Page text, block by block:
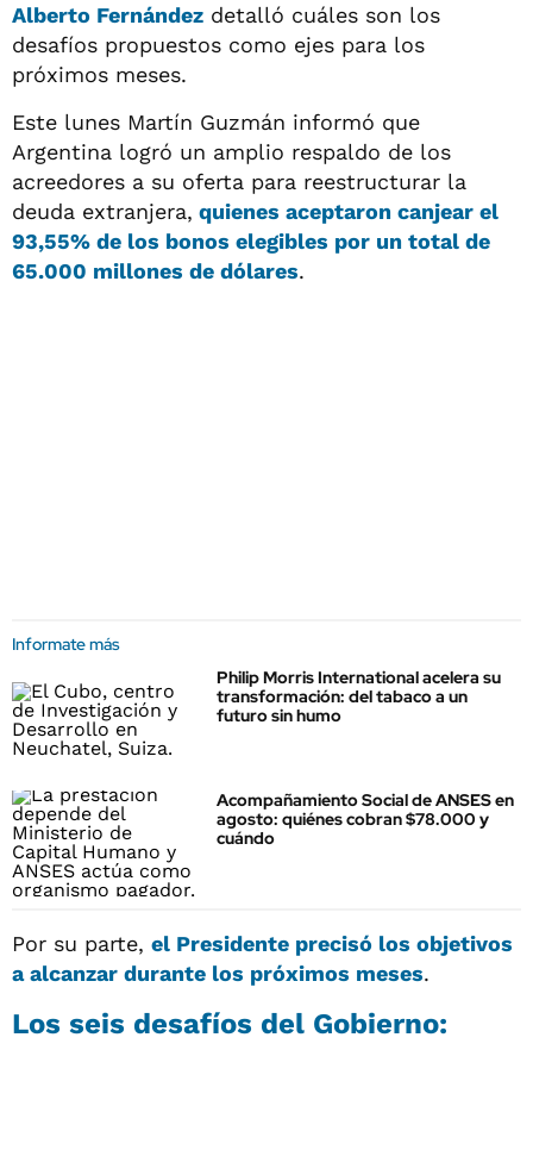
Alberto Fernández detalló cuáles son los
desafíos propuestos como ejes para los
próximos meses.
Este lunes Martín Guzmán informó que
Argentina logró un amplio respaldo de los
acreedores a su oferta para reestructurar la
deuda extranjera, quienes aceptaron canjear el
93,55% de los bonos elegibles por un total de
65.000 millones de dólares.
Informate más
Philip Morris International acelera su
transformación: del tabaco a un
futuro sin humo
Acompañamiento Social de ANSES en
agosto: quiénes cobran $78.000 y
cuándo
Por su parte, el Presidente precisó los objetivos
a alcanzar durante los próximos meses.
Los seis desafíos del Gobierno: